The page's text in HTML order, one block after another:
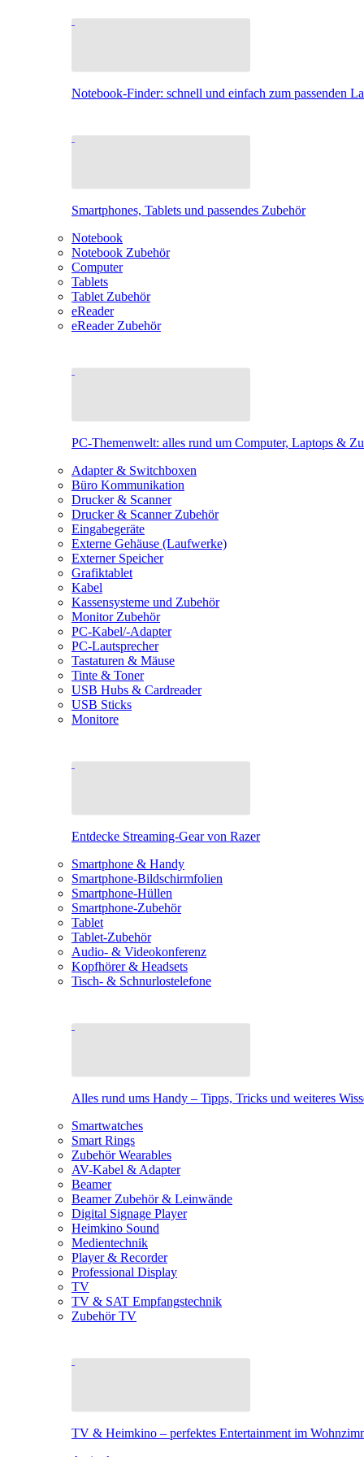
Notebook-Finder: schnell und einfach zum passenden
Smartphones, Tablets und passendes Zubehör
Notebook
Notebook Zubehör
Computer
Tablets
Tablet Zubehör
eReader
eReader Zubehör
PC-Themenwelt: alles rund um Computer, Laptops &
Adapter & Switchboxen
Büro Kommunikation
Drucker & Scanner
Drucker & Scanner Zubehör
Eingabegeräte
Externe Gehäuse (Laufwerke)
Externer Speicher
Grafiktablet
Kabel
Kassensysteme und Zubehör
Monitor Zubehör
PC-Kabel/-Adapter
PC-Lautsprecher
Tastaturen & Mäuse
Tinte & Toner
USB Hubs & Cardreader
USB Sticks
Monitore
Entdecke Streaming-Gear von Razer
Smartphone & Handy
Smartphone-Bildschirmfolien
Smartphone-Hüllen
Smartphone-Zubehör
Tablet
Tablet-Zubehör
Audio- & Videokonferenz
Kopfhörer & Headsets
Tisch- & Schnurlostelefone
Alles rund ums Handy – Tipps, Tricks und weiteres
Smartwatches
Smart Rings
Zubehör Wearables
AV-Kabel & Adapter
Beamer
Beamer Zubehör & Leinwände
Digital Signage Player
Heimkino Sound
Medientechnik
Player & Recorder
Professional Display
TV
TV & SAT Empfangstechnik
Zubehör TV
TV & Heimkino – perfektes Entertainment im